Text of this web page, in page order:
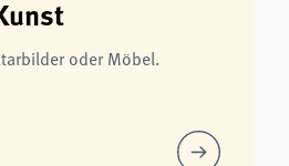
oder Möbel.